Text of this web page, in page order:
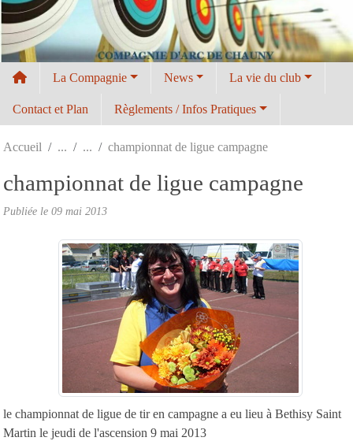
La Compagnie News La vie du club
Contact et Plan Règlements / Infos Pratiques
Accueil championnat de ligue campagne
championnat de ligue campagne
Publiée le 09 mai 2013
le championnat de ligue de tir en campagne a eu lieu à Bethisy Saint
Martin le jeudi de l'ascension 9 mai 2013
Panneau de gestion des cookies